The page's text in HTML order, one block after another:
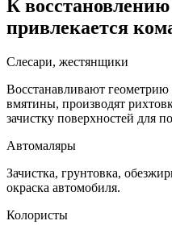
К
привлекается
Слесари, жестянщики
Восстанавливают
вмятины, производят
зачистку поверхностей для
Автомаляры
Зачистка, грунтовка,
окраска автомобиля.
Колористы